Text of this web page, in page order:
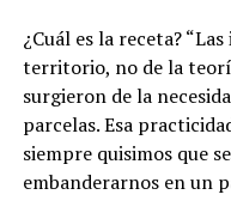
¿Cuál es la receta?
territorio, no de la
surgieron de la
parcelas. Esa
siempre quisimos que
embanderarnos en un